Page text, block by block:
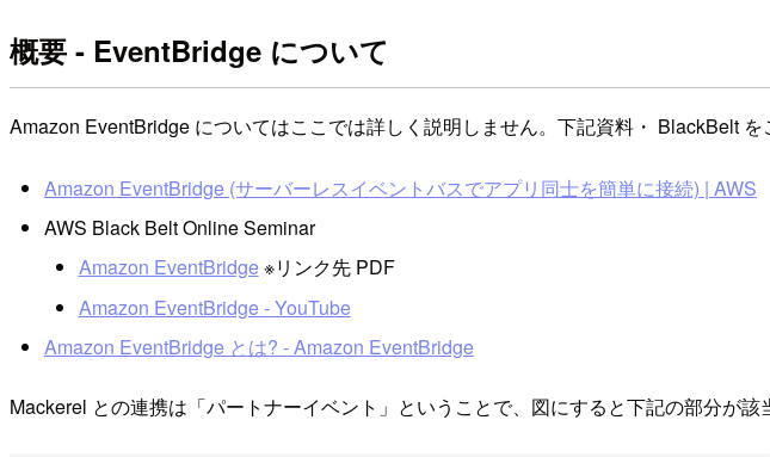
概要 - EventBridge について
Amazon EventBridge についてはここでは詳しく説明しません。下記資料・ BlackBelt を
Amazon EventBridge (サーバーレスイベントバスでアプリ同士を簡単に接続) | AWS
AWS Black Belt Online Seminar
Amazon EventBridge※リンク先 PDF
Amazon EventBridge - YouTube
Amazon EventBridge とは? - Amazon EventBridge
Mackerel との連携は「パートナーイベント」ということで、図にすると下記の部分が該